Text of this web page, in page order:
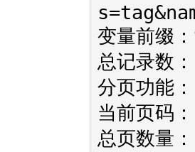
变量前缀
总记录数
分页功能
当前页码
总页数量